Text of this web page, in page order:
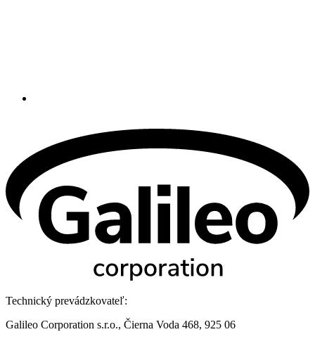
Technický prevádzkovateľ:
Galileo Corporation s.r.o., Čierna Voda 468, 925 06